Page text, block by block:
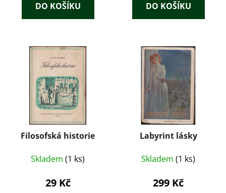
DO KOŠÍKU DO KOŠÍKU
Filosofská historie
Skladem (1 ks)
29 Kč
Labyrint lásky
Skladem (1 ks)
299 Kč